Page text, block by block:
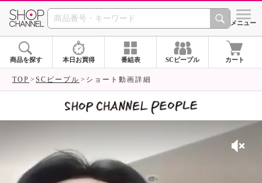
SHOP CHANNEL シメニュー
商品を探す 本日お買得 番組表 SCピープル カート
TOP SCピープル ショート動画詳細